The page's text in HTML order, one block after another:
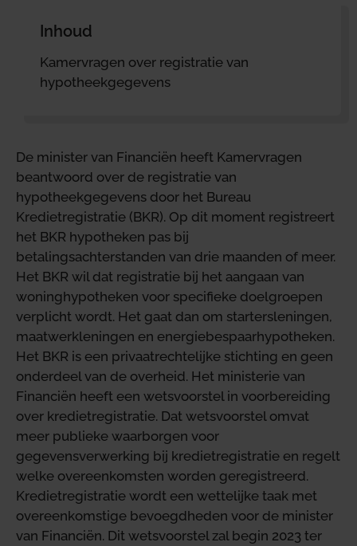
Inhoud
Kamervragen over registratie van
hypotheekgegevens
De minister van Financiën heeft Kamervragen
beantwoord over de registratie van
hypotheekgegevens door het Bureau
Kredietregistratie (BKR). Op dit moment registreert
het BKR hypotheken pas bij
betalingsachterstanden van drie maanden of meer.
Het BKR wil dat registratie bij het aangaan van
woninghypotheken voor specifieke doelgroepen
verplicht wordt. Het gaat dan om startersleningen,
maatwerkleningen en energiebespaarhypotheken.
Het BKR is een privaatrechtelijke stichting en geen
onderdeel van de overheid. Het ministerie van
Financiën heeft een wetsvoorstel in voorbereiding
over kredietregistratie. Dat wetsvoorstel omvat
meer publieke waarborgen voor
gegevensverwerking bij kredietregistratie en regelt
welke overeenkomsten worden geregistreerd.
Kredietregistratie wordt een wettelijke taak met
overeenkomstige bevoegdheden voor de minister
van Financiën. Dit wetsvoorstel zal begin 2023 ter